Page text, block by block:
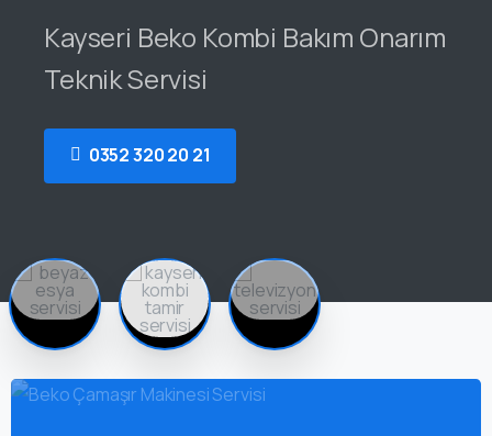
Kayseri Beko Kombi Bakım Onarım
Teknik Servisi
0352 320 20 21